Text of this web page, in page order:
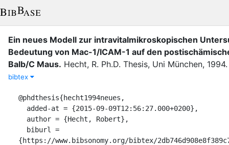
Ein neues Modell zur intravitalmikroskopischen
Bedeutung von Mac-1/ICAM-1 auf den
Balb/C Maus. Hecht, R. Ph.D. Thesis, Uni München, 1994.
bibtex
@phdthesis{hecht1994neues,
{https://www.bibsonomy.org/bibtex/